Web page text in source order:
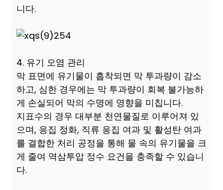
니다.
4. 유기 오염 관리
막 표면에 유기물이 흡착되면 막 투과량이 감소
하고, 심한 경우에는 막 투과량이 회복 불가능하
게 손실되어 막의 수명에 영향을 미칩니다.
지표수의 경우 대부분 천연물질로 이루어져 있
으며, 응집 정화, 직류 응집 여과 및 활성탄 여과
를 결합한 처리 공정을 통해 물 속의 유기물을 크
게 줄여 역삼투압 정수 요건을 충족할 수 있습니
다.